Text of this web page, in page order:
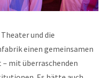
und die
einen gemeinsamen
mit überraschenden